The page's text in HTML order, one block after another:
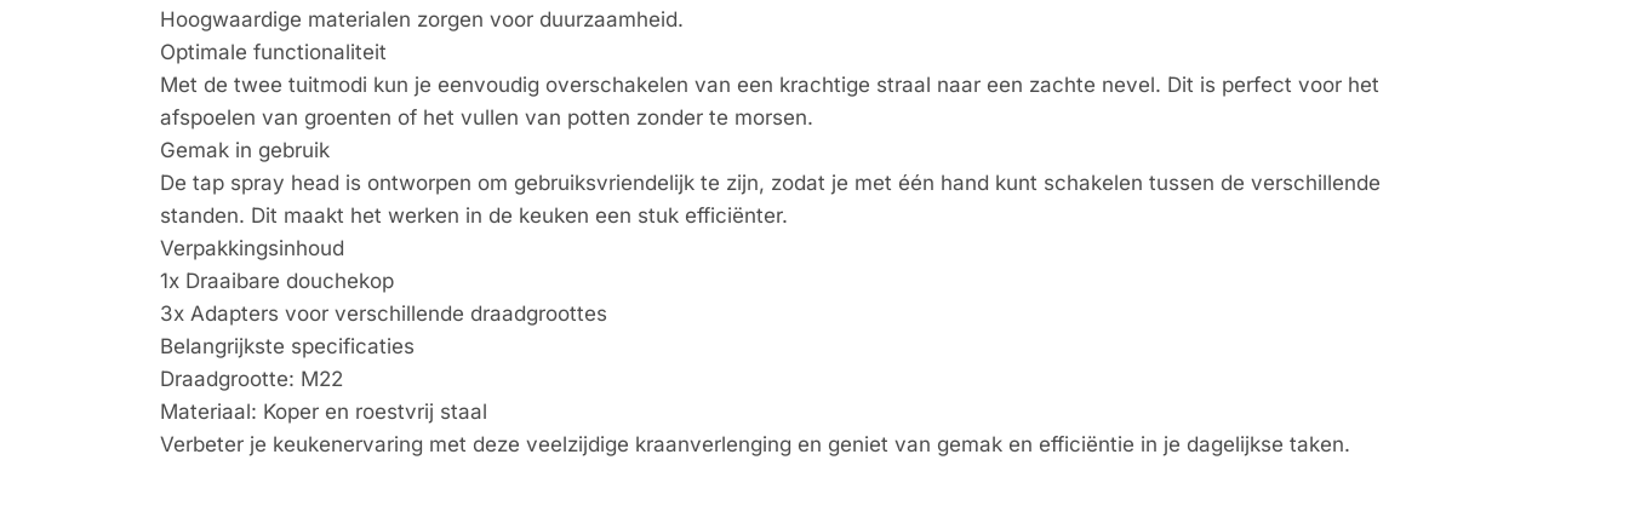
Hoogwaardige materialen zorgen voor duurzaamheid.
Optimale functionaliteit
Met de twee tuitmodi kun je eenvoudig overschakelen van een krachtige straal naar een zachte nevel. Dit is perfect voor het
afspoelen van groenten of het vullen van potten zonder te morsen.
Gemak in gebruik
De tap spray head is ontworpen om gebruiksvriendelijk te zijn, zodat je met één hand kunt schakelen tussen de verschillende
standen. Dit maakt het werken in de keuken een stuk efficiënter.
Verpakkingsinhoud
1x Draaibare douchekop
3x Adapters voor verschillende draadgroottes
Belangrijkste specificaties
Draadgrootte: M22
Materiaal: Koper en roestvrij staal
Verbeter je keukenervaring met deze veelzijdige kraanverlenging en geniet van gemak en efficiëntie in je dagelijkse taken.